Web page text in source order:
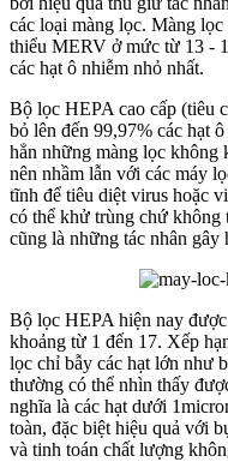
các loại màng lọc. Màng
thiểu MERV ở mức từ 13 -
các hạt ô nhiễm nhỏ nhất.
Bộ lọc HEPA cao cấp (tiêu
bỏ lên đến 99,97% các hạt
hẳn những màng lọc không
nên nhầm lẫn với các máy
tĩnh để tiêu diệt virus hoặc
có thể khử trùng chứ không
cũng là những tác nhân
Bộ lọc HEPA hiện nay
khoảng từ 1 đến 17. Xếp
lọc chỉ bẫy các hạt lớn như
thường có thể nhìn thấy
nghĩa là các hạt dưới
toàn, đặc biệt hiệu quả với
và tinh toán chất lượng